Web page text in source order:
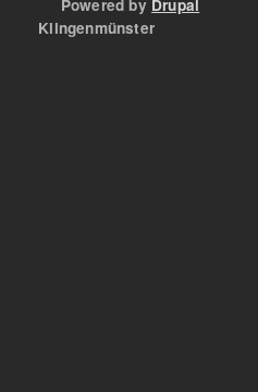
Powered by Drupal ©